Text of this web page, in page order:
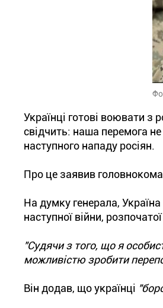
Українці готові воювати з
свідчить: наша перемога
наступного нападу росіян.
Про це заявив
На думку генерала,
наступної війни,
"Судячи з того, що я
можливістю зробити
Він додав, що українці